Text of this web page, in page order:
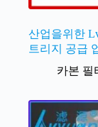
산업을위한
트리지 공급
카본 필